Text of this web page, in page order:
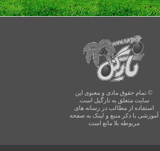
© تمام حقوق مادی و معنوی این
سایت متعلق به نارگیل است.
استفاده از مطالب در رسانه های
آموزشی با ذکر منبع و لینک به صفحه
مربوطه بلا مانع است